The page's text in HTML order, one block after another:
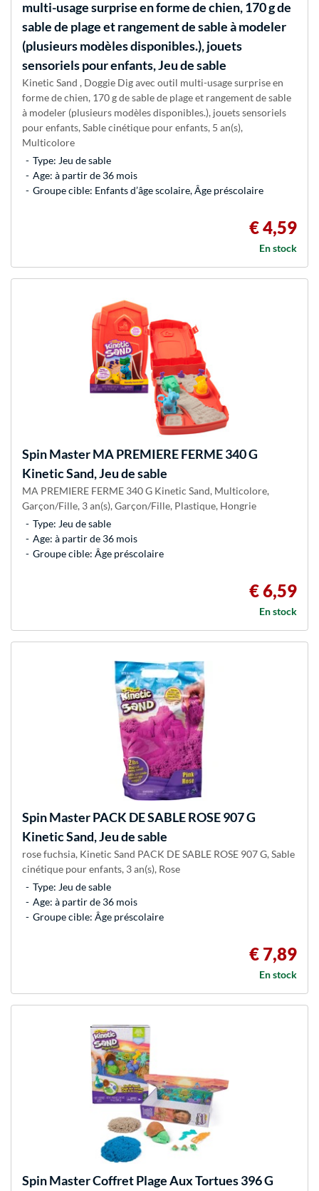
multi-usage surprise en forme de chien, 170 g de
sable de plage et rangement de sable à modeler
(plusieurs modèles disponibles.), jouets
sensoriels pour enfants, Jeu de sable
Kinetic Sand , Doggie Dig avec outil multi-usage surprise en
forme de chien, 170 g de sable de plage et rangement de sable
à modeler (plusieurs modèles disponibles.), jouets sensoriels
pour enfants, Sable cinétique pour enfants, 5 an(s),
Multicolore
Type: Jeu de sable
Age: à partir de 36 mois
Groupe cible: Enfants d’âge scolaire, Âge préscolaire
€ 4,59
En stock
Spin MasterMA PREMIERE FERME 340 G
Kinetic Sand, Jeu de sable
MA PREMIERE FERME 340 G Kinetic Sand, Multicolore,
Garçon/Fille, 3 an(s), Garçon/Fille, Plastique, Hongrie
Type: Jeu de sable
Age: à partir de 36 mois
Groupe cible: Âge préscolaire
€ 6,59
En stock
Spin MasterPACK DE SABLE ROSE 907 G
Kinetic Sand, Jeu de sable
rose fuchsia, Kinetic Sand PACK DE SABLE ROSE 907 G, Sable
cinétique pour enfants, 3 an(s), Rose
Type: Jeu de sable
Age: à partir de 36 mois
Groupe cible: Âge préscolaire
€ 7,89
En stock
Spin MasterCoffret Plage Aux Tortues 396 G